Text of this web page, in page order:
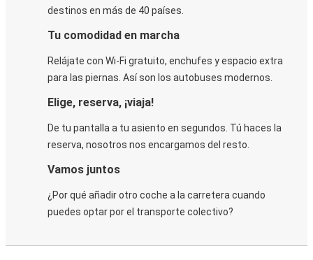
destinos en más de 40 países.
Tu comodidad en marcha
Relájate con Wi-Fi gratuito, enchufes y espacio extra
para las piernas. Así son los autobuses modernos.
Elige, reserva, ¡viaja!
De tu pantalla a tu asiento en segundos. Tú haces la
reserva, nosotros nos encargamos del resto.
Vamos juntos
¿Por qué añadir otro coche a la carretera cuando
puedes optar por el transporte colectivo?